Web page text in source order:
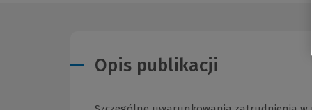
Opis publikacji